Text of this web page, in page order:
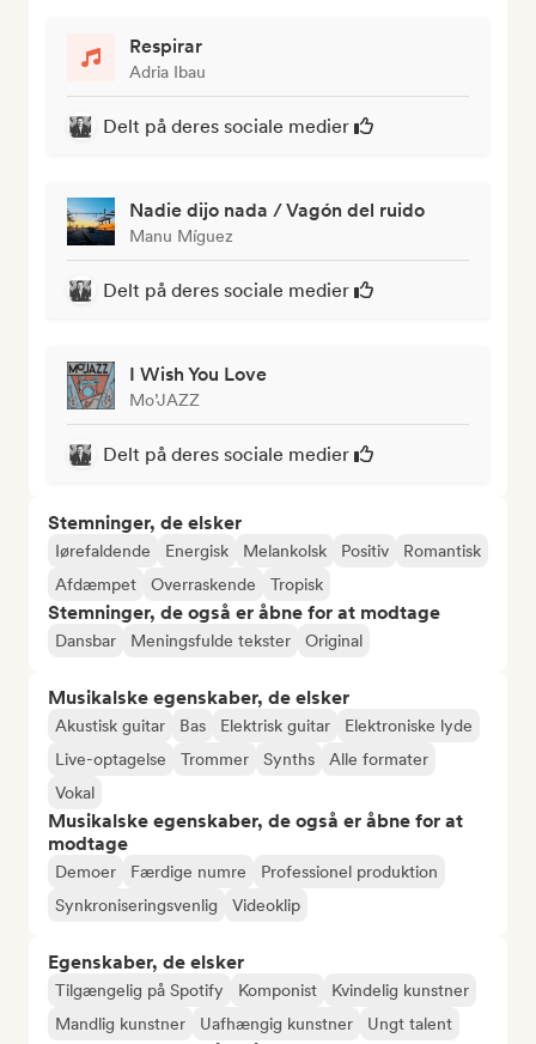
Respirar
Adria Ibau
Delt på deres sociale medier
Nadie dijo nada / Vagón del ruido
Manu Míguez
Delt på deres sociale medier
I Wish You Love
Mo’JAZZ
Delt på deres sociale medier
Stemninger, de elsker
Iørefaldende Energisk Melankolsk Positiv
Romantisk
Afdæmpet
Overraskende Tropisk
Stemninger, de også er åbne for at modtage
Dansbar Meningsfulde tekster Original
Musikalske egenskaber, de elsker
Akustisk guitar Bas Elektrisk guitar
Elektroniske lyde
Live-optagelse
Trommer Synths
Alle formater
Vokal
Musikalske egenskaber, de også er åbne for at
modtage
Demoer Færdige numre
Professionel produktion
Synkroniseringsvenlig
Videoklip
Egenskaber, de elsker
Tilgængelig på Spotify Komponist
Kvindelig kunstner
Mandlig kunstner
Uafhængig kunstner Ungt talent